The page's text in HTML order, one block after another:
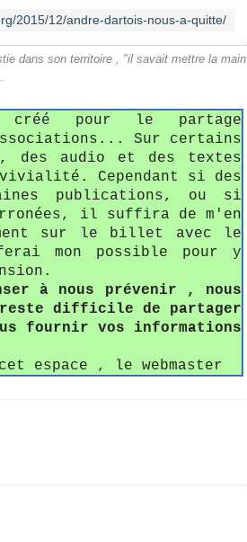
2015/12/andre-dartois-nous-a-quitte/
dans son territoire , "il savait mettre la main
créé pour le partage
Sur certains
des audio et des textes
Cependant si des
publications, ou si
il suffira de m'en
sur le billet avec le
mon possible pour y
à nous prévenir , nous
difficile de partager
fournir vos informations
espace , le webmaster